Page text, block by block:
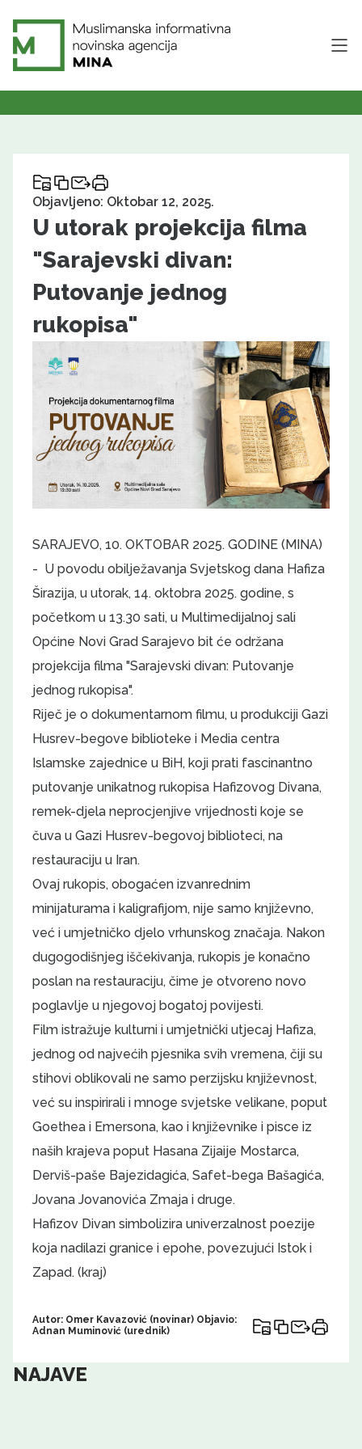
Objavljeno: Oktobar 12, 2025.
U utorak projekcija filma
"Sarajevski divan:
Putovanje jednog
rukopisa"
SARAJEVO, 10. OKTOBAR 2025. GODINE (MINA)
- U povodu obilježavanja Svjetskog dana Hafiza
Širazija, u utorak, 14. oktobra 2025. godine, s
početkom u 13.30 sati, u Multimedijalnoj sali
Općine Novi Grad Sarajevo bit će održana
projekcija filma "Sarajevski divan: Putovanje
jednog rukopisa".
Riječ je o dokumentarnom filmu, u produkciji Gazi
Husrev-begove biblioteke i Media centra
Islamske zajednice u BiH, koji prati fascinantno
putovanje unikatnog rukopisa Hafizovog Divana,
remek-djela neprocjenjive vrijednosti koje se
čuva u Gazi Husrev-begovoj biblioteci, na
restauraciju u Iran.
Ovaj rukopis, obogaćen izvanrednim
minijaturama i kaligrafijom, nije samo književno,
već i umjetničko djelo vrhunskog značaja. Nakon
dugogodišnjeg iščekivanja, rukopis je konačno
poslan na restauraciju, čime je otvoreno novo
poglavlje u njegovoj bogatoj povijesti.
Film istražuje kulturni i umjetnički utjecaj Hafiza,
jednog od najvećih pjesnika svih vremena, čiji su
stihovi oblikovali ne samo perzijsku književnost,
već su inspirirali i mnoge svjetske velikane, poput
Goethea i Emersona, kao i književnike i pisce iz
naših krajeva poput Hasana Zijaije Mostarca,
Derviš-paše Bajezidagića, Safet-bega Bašagića,
Jovana Jovanovića Zmaja i druge.
Hafizov Divan simbolizira univerzalnost poezije
koja nadilazi granice i epohe, povezujući Istok i
Zapad. (kraj)
Autor: Omer Kavazović (novinar) Objavio:
Adnan Muminović (urednik)
NAJAVE